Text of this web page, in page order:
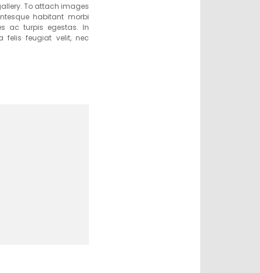
To attach images
habitant morbi
ac turpis egestas. In
felis feugiat velit, nec